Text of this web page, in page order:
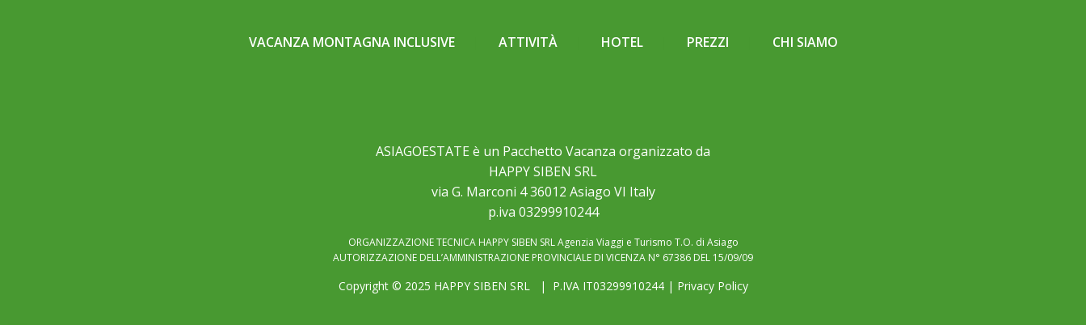
VACANZA MONTAGNA INCLUSIVE ATTIVITÀ HOTEL PREZZI CHI SIAMO
ASIAGOESTATE è un Pacchetto Vacanza organizzato da
HAPPY SIBEN SRL
via G. Marconi 4 36012 Asiago VI Italy
p.iva 03299910244
ORGANIZZAZIONE TECNICA HAPPY SIBEN SRL Agenzia Viaggi e Turismo T.O. di Asiago
AUTORIZZAZIONE DELL’AMMINISTRAZIONE PROVINCIALE DI VICENZA N° 67386 DEL 15/09/09
Copyright © 2025 HAPPY SIBEN SRL| P.IVA IT03299910244 | Privacy Policy